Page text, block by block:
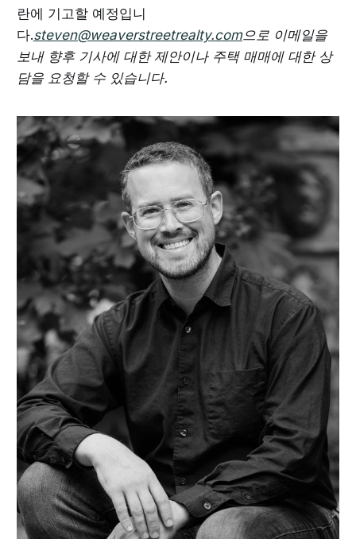
란에 기고할 예정입니
다.steven@weaverstreetrealty.com으로 이메일을
보내 향후 기사에 대한 제안이나 주택 매매에 대한 상
담을 요청할 수 있습니다.